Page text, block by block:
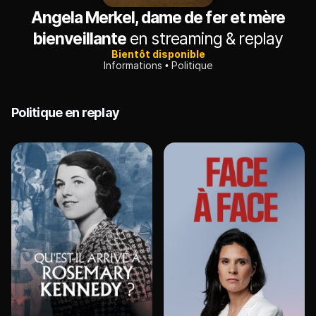
Angela Merkel, dame de fer et mère
bienveillante en streaming & replay
Bientôt disponible
Informations
Politique
Politique en replay